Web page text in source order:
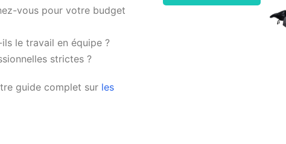
vous pour votre budget
le travail en équipe ?
strictes ?
guide complet sur les